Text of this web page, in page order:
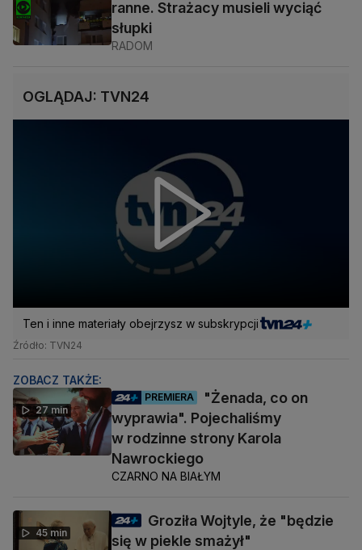
ranne. Strażacy musieli wyciąć
słupki
RADOM
OGLĄDAJ: TVN24
Ten i inne materiały obejrzysz w subskrypcji
Źródło: TVN24
ZOBACZ TAKŻE:
27 min
PREMIERA
"Żenada, co on
wyprawia". Pojechaliśmy
w rodzinne strony Karola
Nawrockiego
CZARNO NA BIAŁYM
45 min
Groziła Wojtyle, że "będzie
się w piekle smażył"